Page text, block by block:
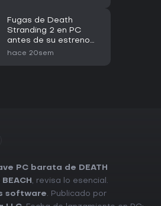
Fugas de Death
Stranding 2 en PC
antes de su estreno
oficial
hace 20sem
PC barata de DEATH
, revisa lo esencial.
software. Publicado por